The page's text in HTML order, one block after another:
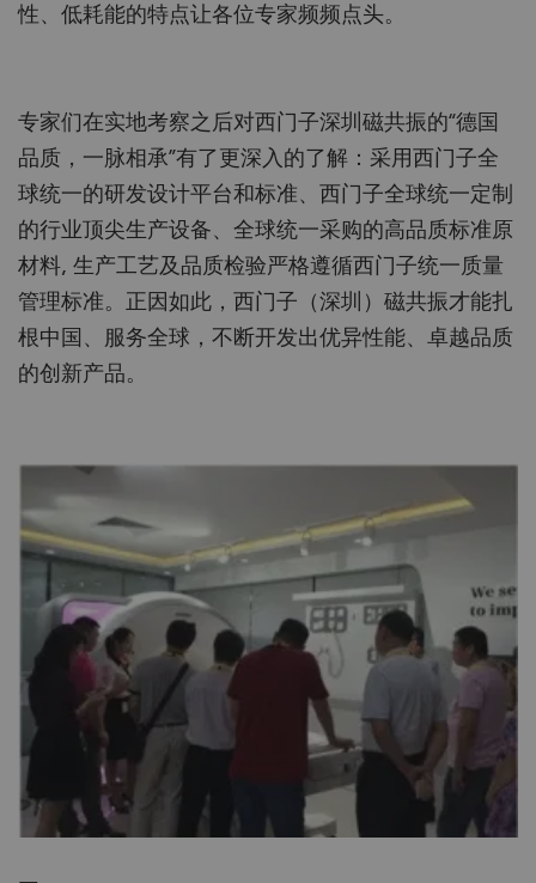
性、低耗能的特点让各位专家频频点头。
专家们在实地考察之后对西门子深圳磁共振的“德国
品质，一脉相承”有了更深入的了解：采用西门子全
球统一的研发设计平台和标准、西门子全球统一定制
的行业顶尖生产设备、全球统一采购的高品质标准原
材料, 生产工艺及品质检验严格遵循西门子统一质量
管理标准。正因如此，西门子（深圳）磁共振才能扎
根中国、服务全球，不断开发出优异性能、卓越品质
的创新产品。